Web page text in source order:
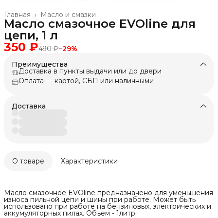
Масло и смазки
Главная ›
Масло смазочное EVOline для
цепи, 1 л
350 ₽490 ₽−29%
Преимущества
Доставка в пункты выдачи или до двери
Оплата — картой, СБП или наличными
Доставка
О товаре Характеристики
Масло смазочное EVOline предназначено для уменьшения
износа пильной цепи и шины при работе. Может быть
использовано при работе на бензиновых, электрических и
аккумуляторных пилах. Объем - 1литр.